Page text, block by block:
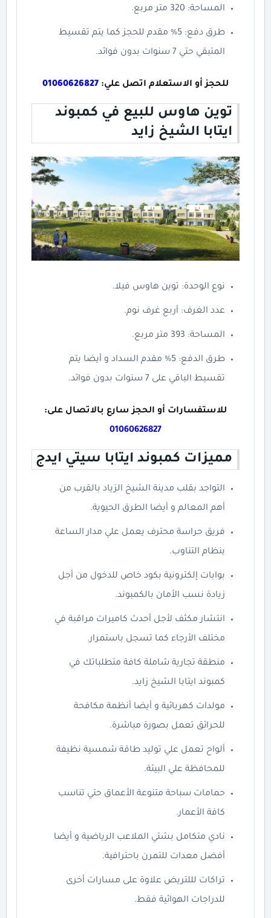
المساحة: 320 متر مربع.
طرق دفع: 5% مقدم للحجز كما يتم تقسيط
المتبقي حتي 7 سنوات بدون فوائد.
للحجز أو الاستعلام اتصل علي: 01060626827
توين هاوس للبيع في كمبوند
ايتابا الشيخ زايد
نوع الوحدة: توين هاوس فيلا.
عدد الغرف: أربع غرف نوم.
المساحة: 393 متر مربع.
طرق الدفع: 5% مقدم السداد و أيضا يتم
تقسيط الباقي على 7 سنوات بدون فوائد.
للاستفسارات أو الحجز سارع بالاتصال على:
01060626827
مميزات كمبوند ايتابا سيتي ايدج
التواجد بقلب مدينة الشيخ الزياد بالقرب من
أهم المعالم و أيضا الطرق الحيوية.
فريق حراسة محترف يعمل علي مدار الساعة
بنظام التناوب.
بوابات إلكترونية بكود خاص للدخول من أجل
زيادة نسب الأمان بالكمبوند.
انتشار مكثف لأجل أحدث كاميرات مراقبة في
مختلف الأرجاء كما تسجل باستمرار.
منطقة تجارية شاملة كافة متطلباتك في
كمبوند ايتابا الشيخ زايد.
مولدات كهربائية و أيضا أنظمة مكافحة
للحرائق تعمل بصورة مباشرة.
ألواح تعمل علي توليد طاقة شمسية نظيفة
للمحافظة علي البيئة.
حمامات سباحة متنوعة الأعماق حتي تناسب
كافة الأعمار.
نادي متكامل بشتي الملاعب الرياضية و أيضا
أفضل معدات للتمرن باحترافية.
تراكات لللتريض علاوة على مسارات أخرى
للدراجات الهوائية فقط.